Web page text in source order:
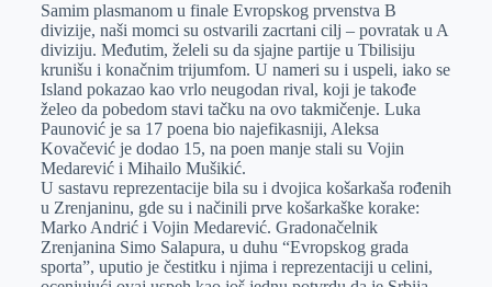
Samim plasmanom u finale Evropskog prvenstva B
divizije, naši momci su ostvarili zacrtani cilj – povratak u A
diviziju. Međutim, želeli su da sjajne partije u Tbilisiju
krunišu i konačnim trijumfom. U nameri su i uspeli, iako se
Island pokazao kao vrlo neugodan rival, koji je takođe
želeo da pobedom stavi tačku na ovo takmičenje. Luka
Paunović je sa 17 poena bio najefikasniji, Aleksa
Kovačević je dodao 15, na poen manje stali su Vojin
Medarević i Mihailo Mušikić.
U sastavu reprezentacije bila su i dvojica košarkaša rođenih
u Zrenjaninu, gde su i načinili prve košarkaške korake:
Marko Andrić i Vojin Medarević. Gradonačelnik
Zrenjanina Simo Salapura, u duhu “Evropskog grada
sporta”, uputio je čestitku i njima i reprezentaciji u celini,